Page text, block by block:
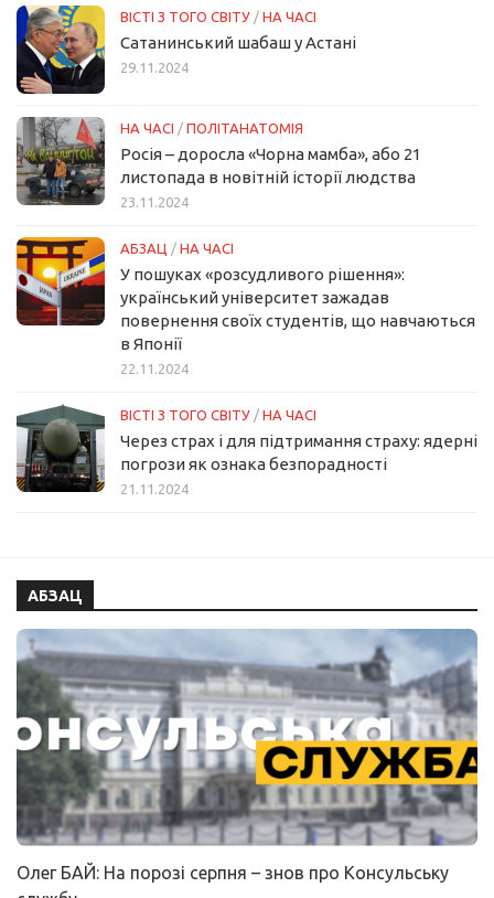
ВІСТІ З ТОГО СВІТУ / НА ЧАСІ
Сатанинський шабаш у Астані
29.11.2024
НА ЧАСІ / ПОЛІТАНАТОМІЯ
Росія – доросла «Чорна мамба», або 21
листопада в новітній історії людства
23.11.2024
АБЗАЦ / НА ЧАСІ
У пошуках «розсудливого рішення»:
український університет зажадав
повернення своїх студентів, що навчаються
в Японії
22.11.2024
ВІСТІ З ТОГО СВІТУ / НА ЧАСІ
Через страх і для підтримання страху: ядерні
погрози як ознака безпорадності
21.11.2024
АБЗАЦ
Олег БАЙ: На порозі серпня – знов про Консульську